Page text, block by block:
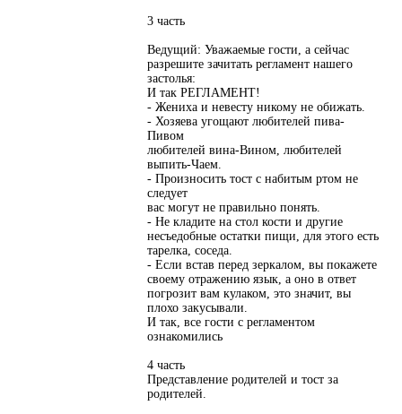
3 часть
Ведущий: Уважаемые гости, а сейчас
разрешите зачитать регламент нашего
застолья:
И так РЕГЛАМЕНТ!
- Жениха и невесту никому не обижать.
- Хозяева угощают любителей пива-
Пивом
любителей вина-Вином, любителей
выпить-Чаем.
- Произносить тост с набитым ртом не
следует
вас могут не правильно понять.
- Не кладите на стол кости и другие
несъедобные остатки пищи, для этого есть
тарелка, соседа.
- Если встав перед зеркалом, вы покажете
своему отражению язык, а оно в ответ
погрозит вам кулаком, это значит, вы
плохо закусывали.
И так, все гости с регламентом
ознакомились
4 часть
Представление родителей и тост за
родителей.